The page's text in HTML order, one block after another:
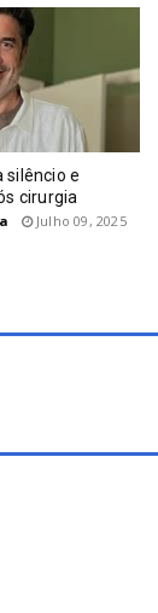
silêncio e
cirurgia
Julho 09, 2025